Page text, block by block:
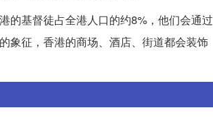
的基督徒占全港人口的约8%，他们会通过
象征，香港的商场、酒店、街道都会装饰